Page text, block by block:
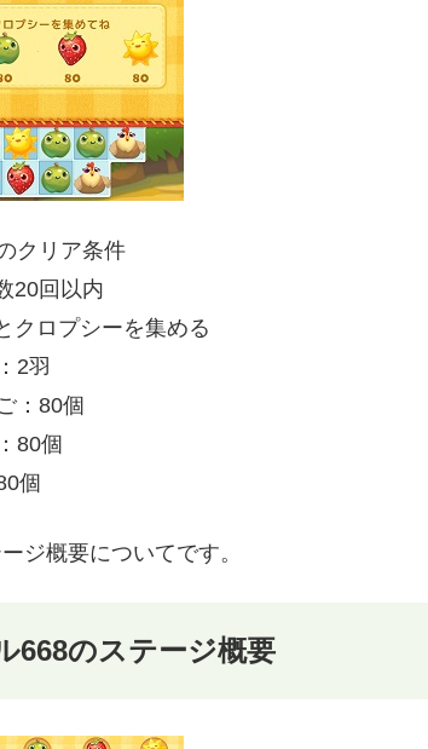
クリア条件
20回以内
クロプシーを集める
2羽
：80個
80個
個
ジ概要についてです。
668のステージ概要